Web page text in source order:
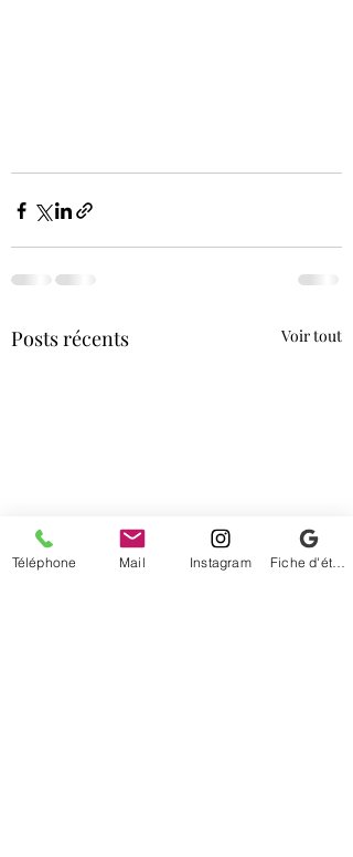
Posts récents Voir tout
Téléphone Mail Instagram